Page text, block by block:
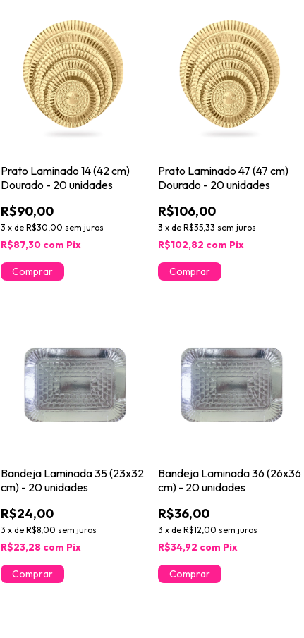
Prato Laminado 14 (42 cm)
Dourado - 20 unidades
R$90,00
3 x deR$30,00 sem juros
R$87,30 com Pix
Prato Laminado 47 (47 cm)
Dourado - 20 unidades
R$106,00
3 x de R$35,33 sem juros
R$102,82 com Pix
Bandeja Laminada 35 (23x32
cm) - 20 unidades
R$24,00
3 x deR$8,00 sem juros
R$23,28 com Pix
Bandeja Laminada 36 (26x36
cm) - 20 unidades
R$36,00
3 x de R$12,00 sem juros
R$34,92 com Pix